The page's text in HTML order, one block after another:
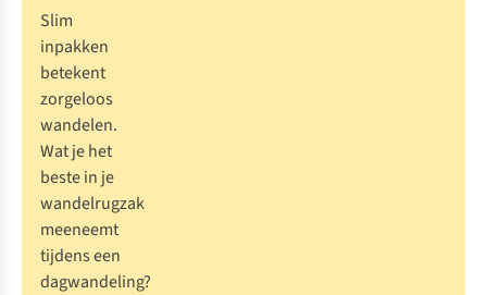
Slim
inpakken
betekent
zorgeloos
wandelen.
Wat je het
beste in je
wandelrugzak
meeneemt
tijdens een
dagwandeling?